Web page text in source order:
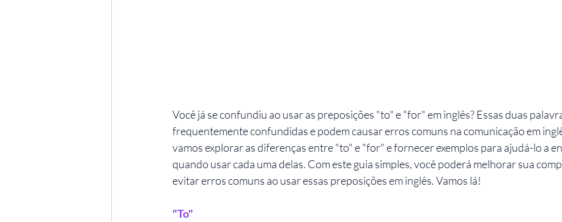
Você já se confundiu ao usar as preposições "to" e "for" em inglês? Essas duas
frequentemente confundidas e podem causar erros comuns na comunicação em
vamos explorar as diferenças entre "to" e "for" e fornecer exemplos para ajudá-lo a
quando usar cada uma delas. Com este guia simples, você poderá melhorar sua
evitar erros comuns ao usar essas preposições em inglês. Vamos lá!
"To"